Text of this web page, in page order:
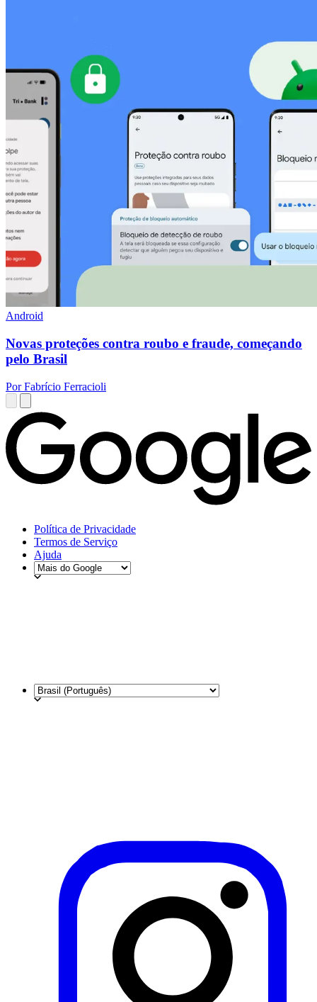
Android
Novas proteções contra roubo e fraude, começando
pelo Brasil
Por Fabrício Ferracioli
Política de Privacidade
Termos de Serviço
Ajuda